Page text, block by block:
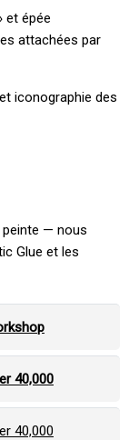
et épée
attachées par
iconographie des
— nous
Glue et les
40,000
40,000